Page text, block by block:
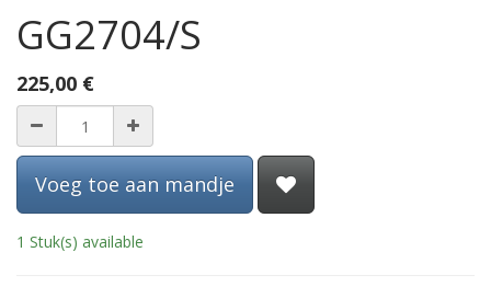
GG2704/S
225,00 €
Voeg toe aan mandje
1 Stuk(s) available